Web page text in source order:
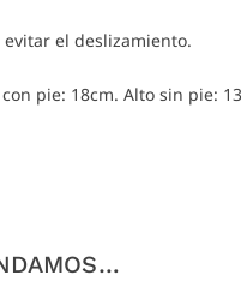
evitar el deslizamiento.
pie: 18cm. Alto sin pie: